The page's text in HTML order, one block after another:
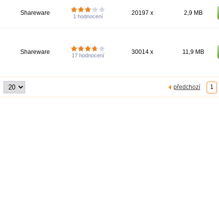
Shareware 1 hodnocení 20197 x 2,9 MB
Shareware 17hodnocení 30014 x 11,9 MB
předchozí 1